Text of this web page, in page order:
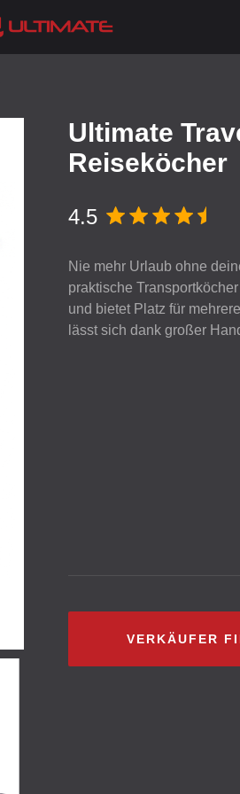
Ultimate
Reiseköcher
4.5
Nie mehr Urlaub ohne
praktische
und bietet Platz für
lässt sich dank großer
VERKÄUFER